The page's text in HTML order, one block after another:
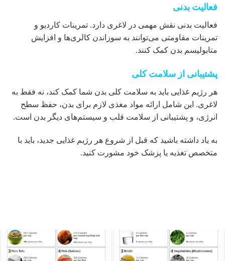
فعالیت بدنی
فعالیت بدنی نقش مهمی در لاغری دارد. تمرینات کاردیو و
تمرینات مقاومتی می‌توانند به سوزاندن کالری‌ها و افزایش
متابولیسم بدن کمک کنند.
پشتیبانی از سلامت کلی
هر رژیم غذایی باید به سلامت کلی بدن شما کمک کند، نه فقط به
لاغری. این شامل ارائه مواد مغذی لازم برای بدن، حفظ سطح
انرژی، و پشتیبانی از سلامت قلب و سیستم‌های دیگر بدن است.
به یاد داشته باشید که قبل از شروع هر رژیم غذایی جدید، باید با
متخصص تغذیه یا پزشک خود مشورت کنید.